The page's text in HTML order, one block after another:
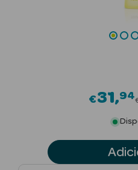
Beauty Season
Beauty Season
€31 94